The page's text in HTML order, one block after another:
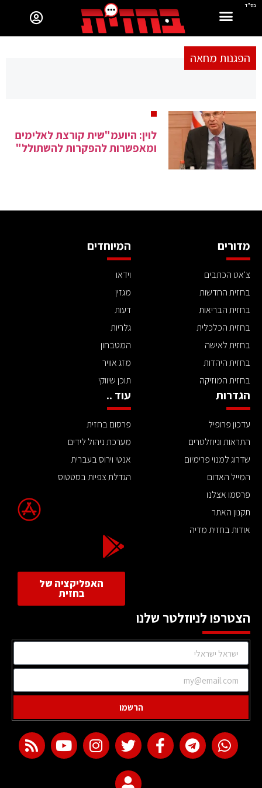
בס"ד
הפגנות מחאה
לוין: היועמ"שית קורצת לאלימים
ומאפשרות להפקרות להשתולל"
מדורים
צ'אט הכתבים
בחזית החדשות
בחזית הבריאות
בחזית הכלכלית
בחזית לאישה
בחזית היהדות
בחזית המוזיקה
המיוחדים
וידאו
מגזין
דעות
גלריות
המטבחון
מזג אוויר
תוכן שיווקי
הגדרות
עדכון פרופיל
התראות וניוזלטרים
שדרוג למנוי פרימיום
המייל האדום
פרסמו אצלנו
תקנון האתר
אודות בחזית מדיה
עוד ..
פרסום בחזית
מערכת ניהול לידים
אנטי וירוס בעברית
הגדלת צפיות בסטטוס
האפליקציה של
בחזית
הצטרפו לניוזלטר שלנו
הרשמו